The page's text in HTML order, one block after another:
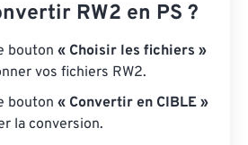
RW2 en PS ?
bouton « Choisir les fichiers »
vos fichiers RW2.
bouton « Convertir en CIBLE »
la conversion.